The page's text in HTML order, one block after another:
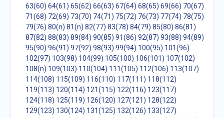
63(60) 64(61) 65(62) 66(63) 67(64) 68(65) 69(66) 70(67)
71(68) 72(69) 73(70) 74(71) 75(72) 76(73) 77(74) 78(75)
79(76) 80(n) 81(n) 82(77) 83(78) 84(79) 85(80) 86(81)
87(82) 88(83) 89(84) 90(85) 91(86) 92(87) 93(88) 94(89)
95(90) 96(91) 97(92) 98(93) 99(94) 100(95) 101(96)
102(97) 103(98) 104(99) 105(100) 106(101) 107(102)
108(n) 109(103) 110(104) 111(105) 112(106) 113(107)
114(108) 115(109) 116(110) 117(111) 118(112)
119(113) 120(114) 121(115) 122(116) 123(117)
124(118) 125(119) 126(120) 127(121) 128(122)
129(123) 130(124) 131(125) 132(126) 133(127)